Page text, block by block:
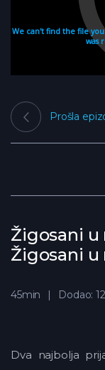
Žigosani u
Žigosani u
Prošla
45min Dodao:
Dva najbolja